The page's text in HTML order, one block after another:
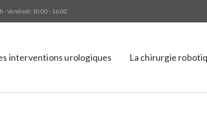
- Vendredi: 10:00 - 16:00
interventions urologiques La chirurgie